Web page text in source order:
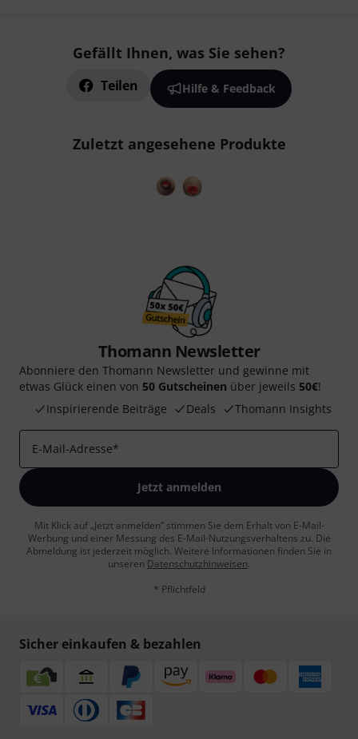
Gefällt Ihnen, was Sie sehen?
Teilen Hilfe & Feedback
Zuletzt angesehene Produkte
Thomann Newsletter
Abonniere den Thomann Newsletter und gewinne mit
etwas Glück einen von 50 Gutscheinen über jeweils 50€!
Inspirierende Beiträge
Deals Thomann Insights
E-Mail-Adresse*
Jetzt anmelden
Mit Klick auf „Jetzt anmelden“ stimmen Sie dem Erhalt von E-Mail-
Werbung und einer Messung des E-Mail-Nutzungsverhaltens zu. Die
Abmeldung ist jederzeit möglich. Weitere Informationen finden Sie in
unseren Datenschutzhinweisen.
* Pflichtfeld
Sicher einkaufen & bezahlen